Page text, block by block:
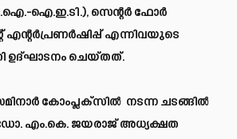
ഐ.ഇ.ടി.), സെന്റർ ഫോർ
എന്നിവയുടെ
ഉദ്ഘാടനം ചെയ്തത്.
കോംപ്ലക്‌സിൽ നടന്ന ചടങ്ങിൽ
എം.കെ. ജയരാജ് അധ്യക്ഷത